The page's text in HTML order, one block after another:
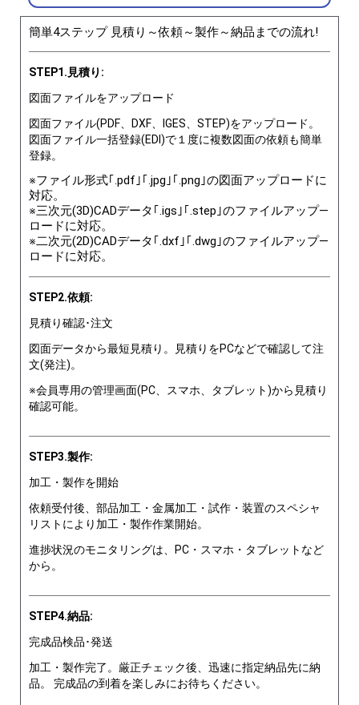
簡単4ステップ 見積り～依頼～製作～納品までの流れ!
STEP1.見積り:
図面ファイルをアップロード
図面ファイル(PDF、DXF、IGES、STEP)をアップロード。
図面ファイル一括登録(EDI)で１度に複数図面の依頼も簡単
登録。
※ファイル形式｢.pdf｣｢.jpg｣｢.png｣の図面アップロードに
対応。
※三次元(3D)CADデータ｢.igs｣｢.step｣のファイルアップ―
ロードに対応。
※二次元(2D)CADデータ｢.dxf｣｢.dwg｣のファイルアップ―
ロードに対応。
STEP2.依頼:
見積り確認･注文
図面データから最短見積り。見積りをPCなどで確認して注
文(発注)。
※会員専用の管理画面(PC、スマホ、タブレット)から見積り
確認可能。
STEP3.製作:
加工・製作を開始
依頼受付後、部品加工・金属加工・試作・装置のスペシャ
リストにより加工・製作作業開始。
進捗状況のモニタリングは、PC・スマホ・タブレットなど
から。
STEP4.納品:
完成品検品･発送
加工・製作完了。厳正チェック後、迅速に指定納品先に納
品。 完成品の到着を楽しみにお待ちください。